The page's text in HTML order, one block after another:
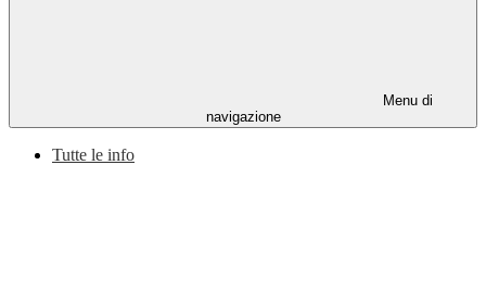
Menu di
navigazione
Tutte le info